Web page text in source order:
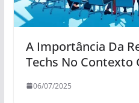
A Importância Da
Techs No Contexto
06/07/2025